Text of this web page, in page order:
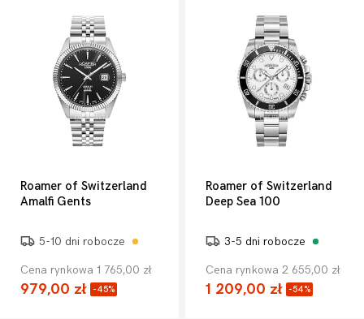
Roamer of Switzerland
Amalfi Gents
5-10 dni robocze
Cena rynkowa 1 765,00 zł
979,00 zł -45%
Roamer of Switzerland
Deep Sea 100
3-5 dni robocze
Cena rynkowa 2 655,00 zł
1 209,00 zł -54%